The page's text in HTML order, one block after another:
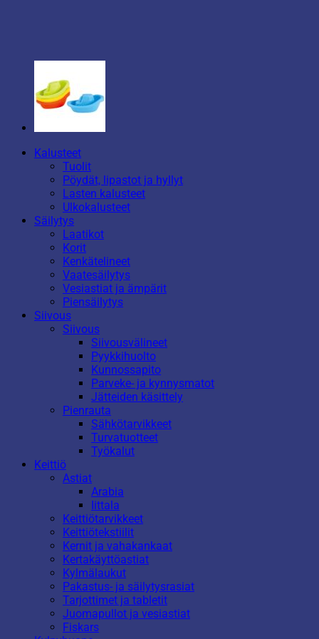
Kalusteet
Tuolit
Pöydät, lipastot ja hyllyt
Lasten kalusteet
Ulkokalusteet
Säilytys
Laatikot
Korit
Kenkätelineet
Vaatesäilytys
Vesiastiat ja ämpärit
Piensäilytys
Siivous
Siivous
Siivousvälineet
Pyykkihuolto
Kunnossapito
Parveke- ja kynnysmatot
Jätteiden käsittely
Pienrauta
Sähkötarvikkeet
Turvatuotteet
Työkalut
Keittiö
Astiat
Arabia
Iittala
Keittiötarvikkeet
Keittiötekstiilit
Kernit ja vahakankaat
Kertakäyttöastiat
Kylmälaukut
Pakastus- ja säilytysrasiat
Tarjottimet ja tabletit
Juomapullot ja vesiastiat
Fiskars